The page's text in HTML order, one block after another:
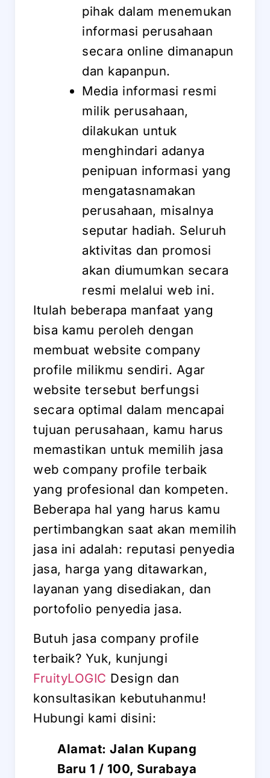
pihak dalam menemukan
informasi perusahaan
secara online dimanapun
dan kapanpun.
Media informasi resmi
milik perusahaan,
dilakukan untuk
menghindari adanya
penipuan informasi yang
mengatasnamakan
perusahaan, misalnya
seputar hadiah. Seluruh
aktivitas dan promosi
akan diumumkan secara
resmi melalui web ini.
Itulah beberapa manfaat yang
bisa kamu peroleh dengan
membuat website company
profile milikmu sendiri. Agar
website tersebut berfungsi
secara optimal dalam mencapai
tujuan perusahaan, kamu harus
memastikan untuk memilih jasa
web company profile terbaik
yang profesional dan kompeten.
Beberapa hal yang harus kamu
pertimbangkan saat akan memilih
jasa ini adalah: reputasi penyedia
jasa, harga yang ditawarkan,
layanan yang disediakan, dan
portofolio penyedia jasa.
Butuh jasa company profile
terbaik? Yuk, kunjungi
FruityLOGIC Design dan
konsultasikan kebutuhanmu!
Hubungi kami disini:
Alamat: Jalan Kupang
Baru 1 / 100, Surabaya